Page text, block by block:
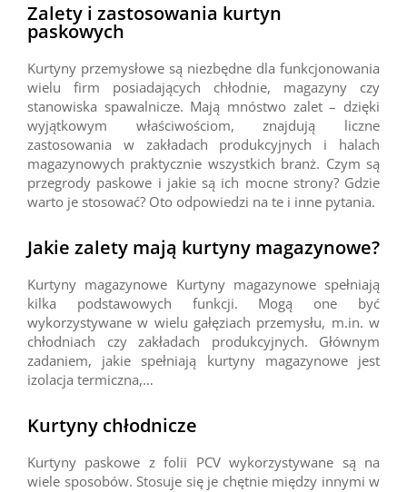
Zalety i zastosowania kurtyn
paskowych
Kurtyny przemysłowe są niezbędne dla funkcjonowania
wielu firm posiadających chłodnie, magazyny czy
stanowiska spawalnicze. Mają mnóstwo zalet – dzięki
wyjątkowym właściwościom, znajdują liczne
zastosowania w zakładach produkcyjnych i halach
magazynowych praktycznie wszystkich branż. Czym są
przegrody paskowe i jakie są ich mocne strony? Gdzie
warto je stosować? Oto odpowiedzi na te i inne pytania.
Jakie zalety mają kurtyny magazynowe?
Kurtyny magazynowe Kurtyny magazynowe spełniają
kilka podstawowych funkcji. Mogą one być
wykorzystywane w wielu gałęziach przemysłu, m.in. w
chłodniach czy zakładach produkcyjnych. Głównym
zadaniem, jakie spełniają kurtyny magazynowe jest
izolacja termiczna,…
Kurtyny chłodnicze
Kurtyny paskowe z folii PCV wykorzystywane są na
wiele sposobów. Stosuje się je chętnie między innymi w